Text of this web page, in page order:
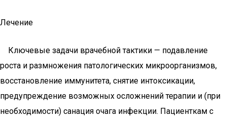
Лечение
Ключевые задачи врачебной тактики — подавление
роста и размножения патологических микроорганизмов,
восстановление иммунитета, снятие интоксикации,
предупреждение возможных осложнений терапии и (при
необходимости) санация очага инфекции. Пациенткам с